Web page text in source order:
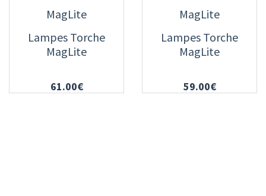
MagLite
Lampes Torche
MagLite
61.00€
MagLite
Lampes Torche
MagLite
59.00€